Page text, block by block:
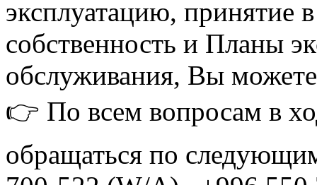
эксплуатацию, принятие
собственность и Планы
обслуживания, Вы
👉 По всем вопросам в
обращаться по